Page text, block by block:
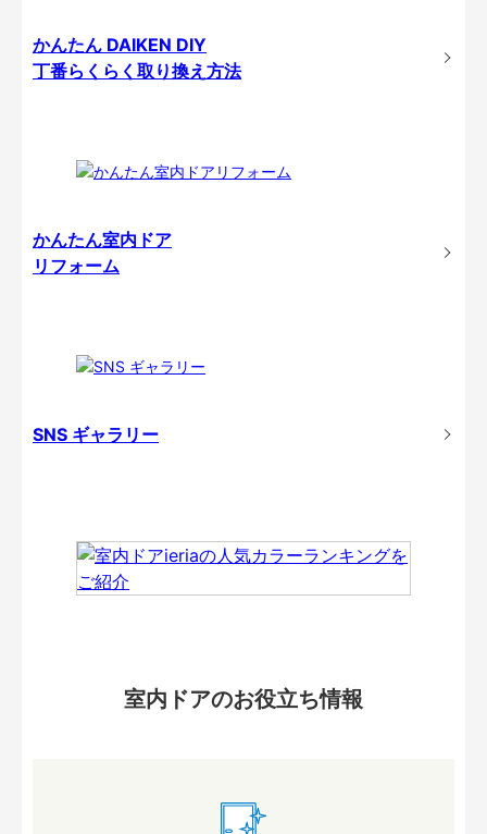
かんたん DAIKEN DIY
丁番らくらく取り換え方法
かんたん室内ドア
リフォーム
SNS ギャラリー
室内ドアのお役立ち情報